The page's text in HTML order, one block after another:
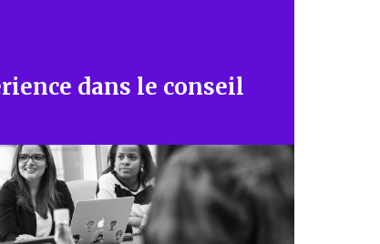
dans le conseil